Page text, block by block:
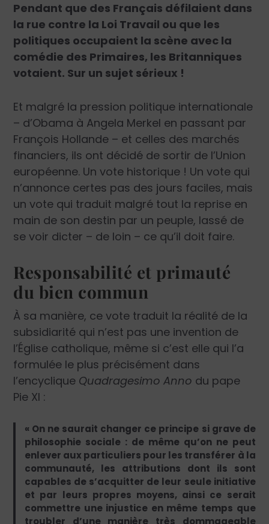
Pendant que des Français défilaient dans
la rue contre la Loi Travail ou que les
politiques occupaient la scène avec la
comédie des Primaires, les Britanniques
votaient. Sur un sujet sérieux !
Et malgré la pression politique internationale
– d’Obama à Angela Merkel en passant par
François Hollande – et celles des marchés
financiers, ils ont décidé de sortir de l’Union
européenne. Un vote historique ! Un vote qui
n’annonce certes pas des jours faciles, mais
un vote qui traduit malgré tout la reprise en
main de son destin par un peuple, lassé de
se voir dicter – de loin – ce qu’il doit faire.
Responsabilité et primauté
du bien commun
À sa manière, ce vote traduit la réalité de la
subsidiarité qui n’est pas une invention de
l’Église catholique, même si c’est elle qui l’a
formulée le plus précisément dans
l’encyclique Quadragesimo Anno du pape
Pie XI :
« On ne saurait changer ce principe si grave de
philosophie sociale : de même qu’on ne peut
enlever aux particuliers pour les transférer à la
communauté, les attributions dont ils sont
capables de s’acquitter de leur seule initiative
et par leurs propres moyens, ainsi ce serait
commettre une injustice en même temps que
troubler d’une manière très dommageable